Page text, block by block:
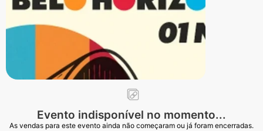
Evento indisponível no momento...
As vendas para este evento ainda não começaram ou já foram encerradas.